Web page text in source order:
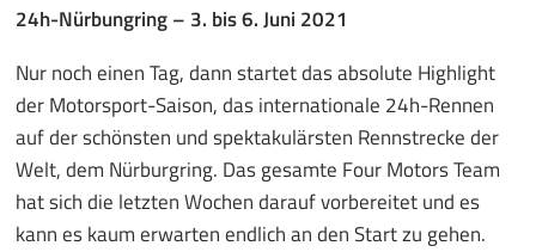
24h-Nürbungring – 3. bis 6. Juni 2021
Nur noch einen Tag, dann startet das absolute Highlight
der Motorsport-Saison, das internationale 24h-Rennen
auf der schönsten und spektakulärsten Rennstrecke der
Welt, dem Nürburgring. Das gesamte Four Motors Team
hat sich die letzten Wochen darauf vorbereitet und es
kann es kaum erwarten endlich an den Start zu gehen.